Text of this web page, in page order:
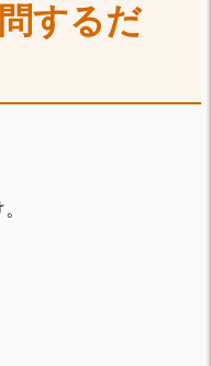
するだ